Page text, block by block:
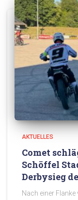
AKTUELLES
Comet
Schöffel
Derbysieg
Nach einer